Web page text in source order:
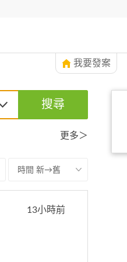
我要發案
搜尋
更多＞
時間 新→舊
13小時前